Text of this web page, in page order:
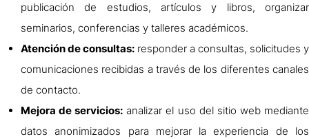
publicación de estudios, artículos y libros, organizar
seminarios, conferencias y talleres académicos.
Atención de consultas: responder a consultas, solicitudes y
comunicaciones recibidas a través de los diferentes canales
de contacto.
Mejora de servicios: analizar el uso del sitio web mediante
datos anonimizados para mejorar la experiencia de los